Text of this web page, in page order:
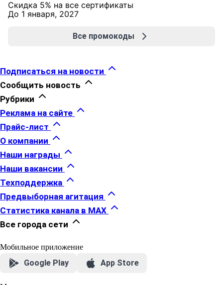
Скидка 5% на все сертификаты
До 1 января, 2027
Все промокоды
Подписаться на новости
Сообщить новость
Рубрики
Реклама на сайте
Прайс-лист
О компании
Наши награды
Наши вакансии
Техподдержка
Предвыборная агитация
Статистика канала в MAX
Все города сети
Мобильное приложение
Google Play App Store